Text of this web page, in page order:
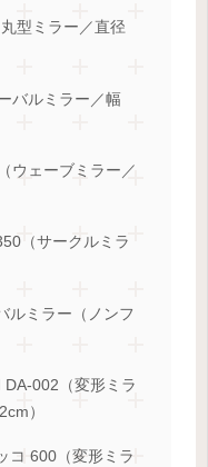
型ミラー／直径
バルミラー／幅
ウェーブミラー／
（サークルミラ
ミラー（ノンフ
002（変形ミラ
）
600（変形ミラ